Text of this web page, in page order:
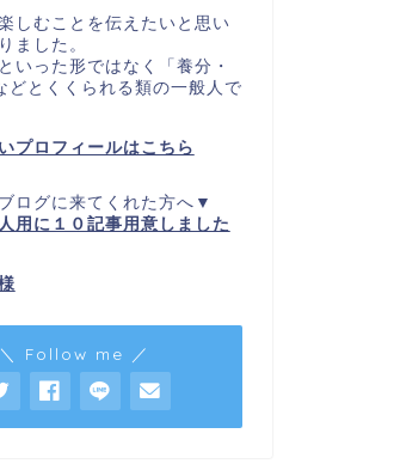
しむことを伝えたいと思い
ました。
いった形ではなく「養分・
どとくくられる類の一般人で
プロフィールはこちら
ログに来てくれた方へ▼
用に１０記事用意しました
＼ Follow me ／